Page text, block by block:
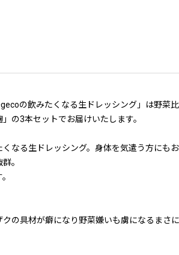
の飲みたくなる生ドレッシング」は野菜
の3本セットでお届けいたします。
なる生ドレッシング。身体を気遣う方にもお
。
の具材が癖になり野菜嫌いも虜になるまさ